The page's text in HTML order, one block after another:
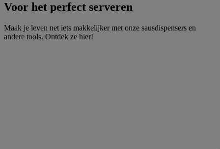
Voor het perfect serveren
Maak je leven net iets makkelijker met onze sausdispensers en
andere tools. Ontdek ze hier!